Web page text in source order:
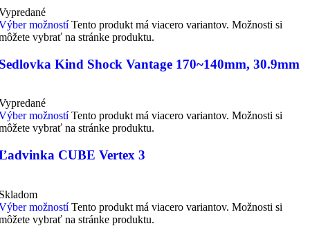
možností Tento produkt má viacero variantov. Možnosti si
vybrať na stránke produktu.
Kind Shock Vantage 170~140mm, 30.9mm
možností Tento produkt má viacero variantov. Možnosti si
vybrať na stránke produktu.
CUBE Vertex 3
možností Tento produkt má viacero variantov. Možnosti si
vybrať na stránke produktu.